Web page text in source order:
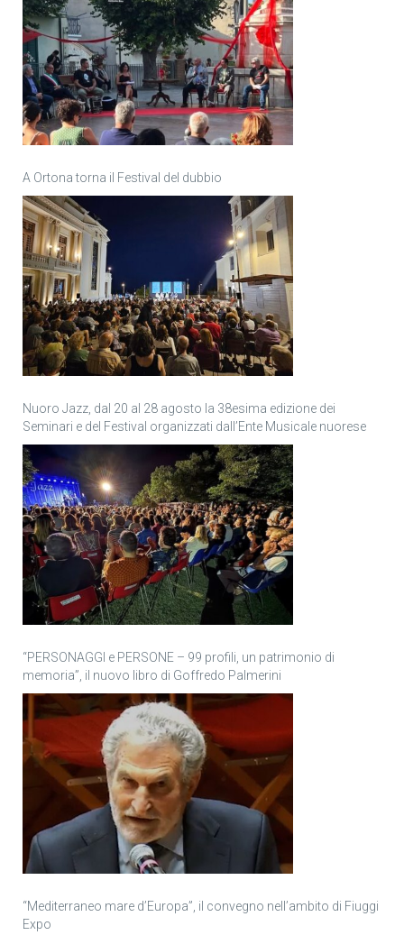
A Ortona torna il Festival del dubbio
Nuoro Jazz, dal 20 al 28 agosto la 38esima edizione dei
Seminari e del Festival organizzati dall’Ente Musicale nuorese
“PERSONAGGI e PERSONE – 99 profili, un patrimonio di
memoria”, il nuovo libro di Goffredo Palmerini
“Mediterraneo mare d’Europa”, il convegno nell’ambito di Fiuggi
Expo